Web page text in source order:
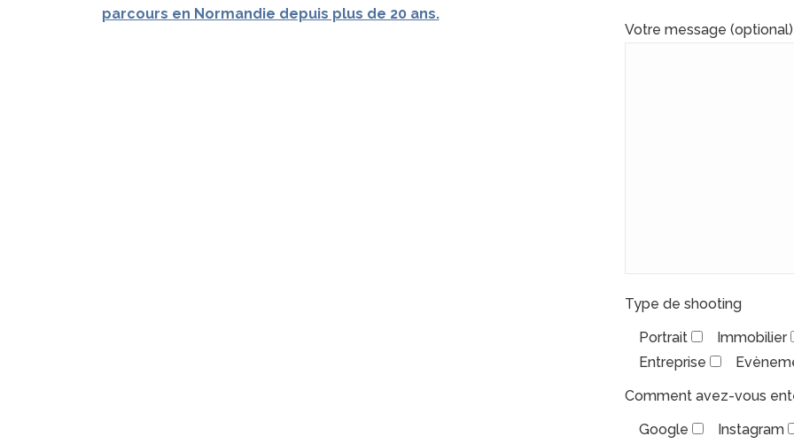
parcours en Normandie depuis plus de 20 ans.
Votre message (optional)
Type de shooting
Portrait
Immobilier
Entreprise
Comment avez-vous
Google
Instagram